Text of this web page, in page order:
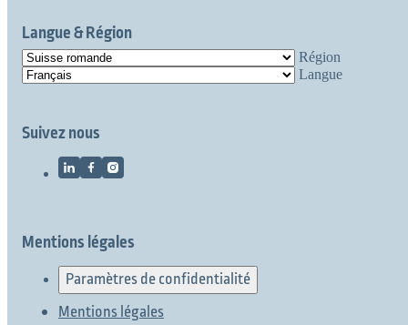
Langue & Région
Région
Langue
Suivez nous
Mentions légales
Paramètres de confidentialité
Mentions légales